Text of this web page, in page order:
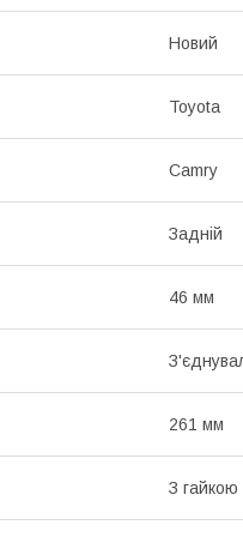
Новий
Toyota
Camry
Задній
46 мм
261 мм
З гайкою